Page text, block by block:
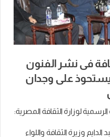
فى نشر الفنون
على وجدان
لوزارة الثقافة المصرية:
وزيرة الثقافة واللواء